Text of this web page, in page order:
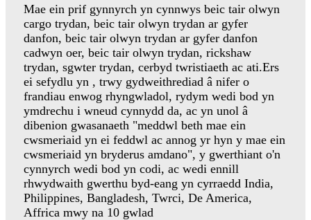
Mae ein prif gynnyrch yn cynnwys beic tair olwyn
cargo trydan, beic tair olwyn trydan ar gyfer
danfon, beic tair olwyn trydan ar gyfer danfon
cadwyn oer, beic tair olwyn trydan, rickshaw
trydan, sgwter trydan, cerbyd twristiaeth ac ati.Ers
ei sefydlu yn , trwy gydweithrediad â nifer o
frandiau enwog rhyngwladol, rydym wedi bod yn
ymdrechu i wneud cynnydd da, ac yn unol â
dibenion gwasanaeth "meddwl beth mae ein
cwsmeriaid yn ei feddwl ac annog yr hyn y mae ein
cwsmeriaid yn bryderus amdano", y gwerthiant o'n
cynnyrch wedi bod yn codi, ac wedi ennill
rhwydwaith gwerthu byd-eang yn cyrraedd India,
Philippines, Bangladesh, Twrci, De America,
Affrica mwy na 10 gwlad